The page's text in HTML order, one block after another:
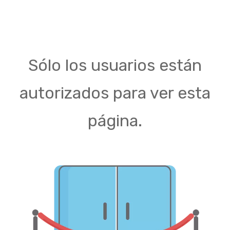
Sólo los usuarios están
autorizados para ver esta
página.